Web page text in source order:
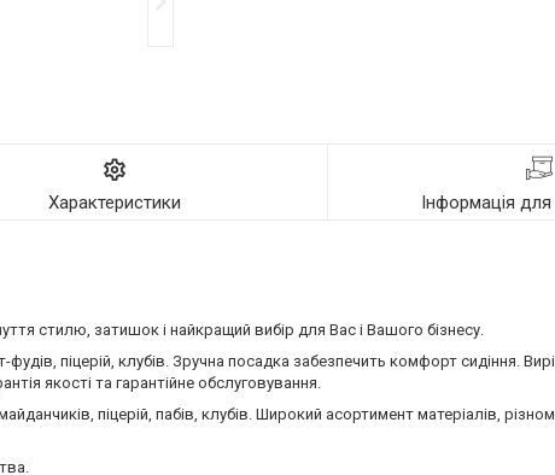
Характеристики Інформація
стилю, затишок і найкращий вибір для Вас і Вашого бізнесу.
піцерій, клубів. Зручна посадка забезпечить комфорт сидіння.
якості та гарантійне обслуговування.
піцерій, пабів, клубів. Широкий асортимент матеріалів,